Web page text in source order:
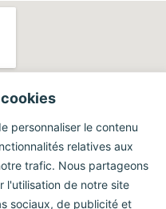
personnaliser le contenu
relatives aux
trafic. Nous partageons
l'utilisation de notre site
sociaux, de publicité et